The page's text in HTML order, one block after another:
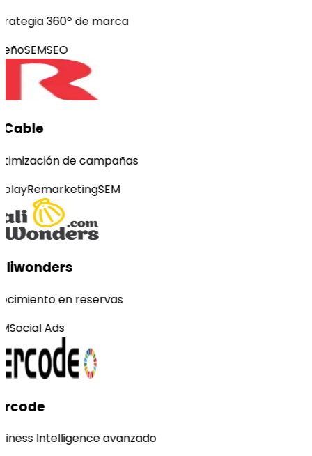
360º de marca
SEMSEO
de campañas
RemarketingSEM
en reservas
Social Ads
Intelligence avanzado